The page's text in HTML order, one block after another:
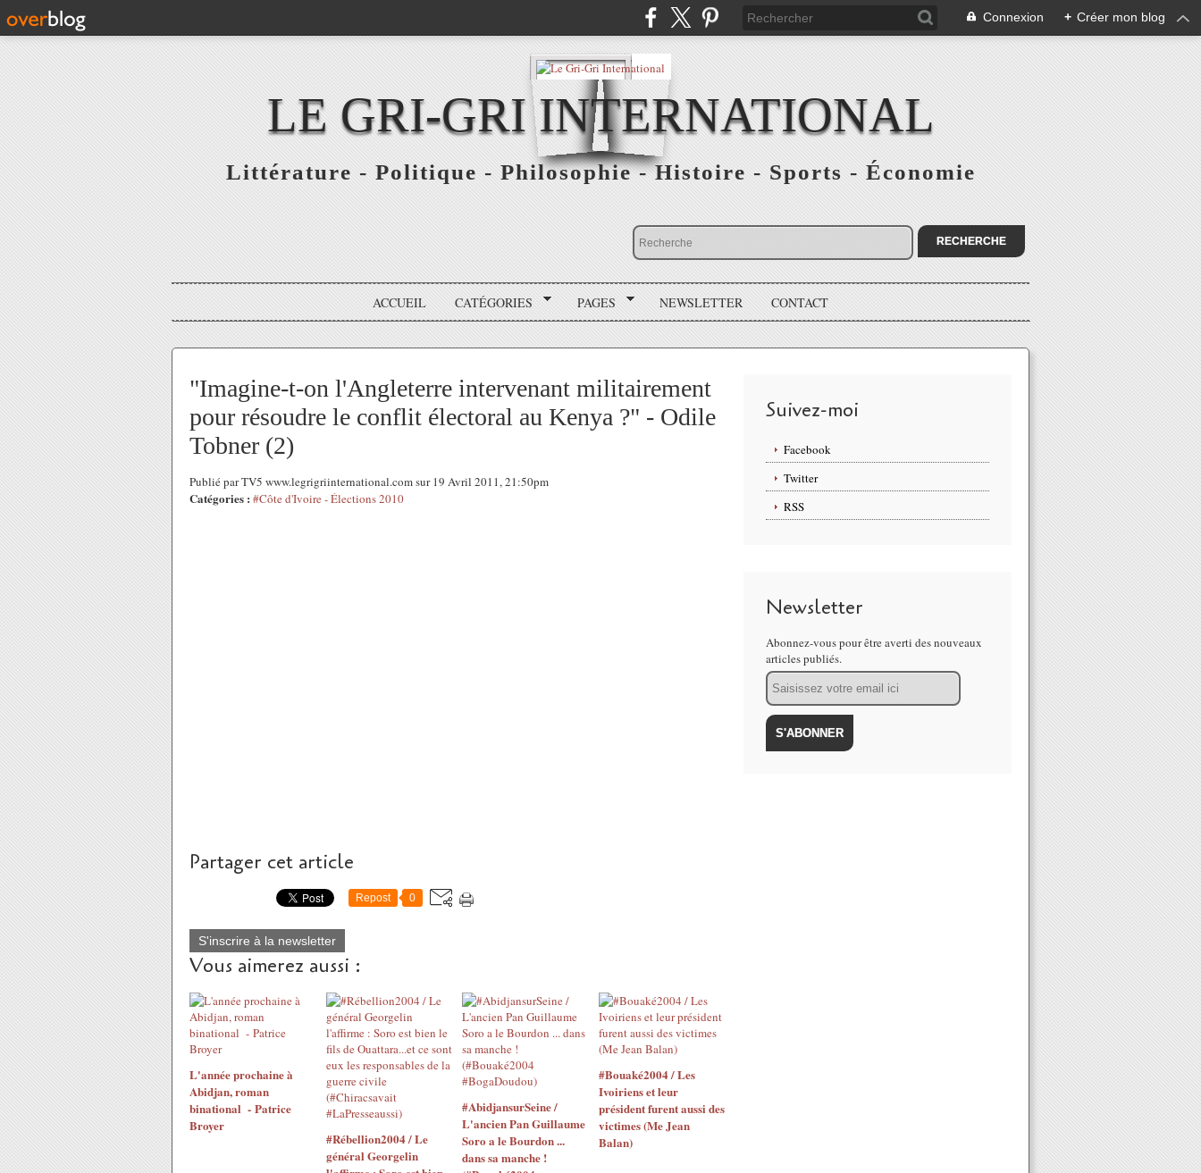
Connexion + Créer mon blog
LE GRI-GRI INTERNATIONAL
Littérature - Politique - Philosophie - Histoire - Sports - Économie
ACCUEIL CATÉGORIES PAGES NEWSLETTER CONTACT
"Imagine-t-on l'Angleterre intervenant militairement
pour résoudre le conflit électoral au Kenya ?" - Odile
Tobner (2)
Publié par TV5 www.legrigriinternational.com sur 19 Avril 2011, 21:50pm
Catégories : #Côte d'Ivoire - Élections 2010
Partager cet article
Repost 0
S'inscrire à la newsletter
Vous aimerez aussi :
L'année prochaine à
Abidjan, roman
binational - Patrice
Broyer
#Rébellion2004 / Le
général Georgelin
#AbidjansurSeine /
L'ancien Pan Guillaume
Soro a le Bourdon ...
dans sa manche !
#Bouaké2004 / Les
Ivoiriens et leur
président furent aussi des
victimes (Me Jean
Balan)
Suivez-moi
Facebook
Twitter
RSS
Newsletter
Abonnez-vous pour être averti des nouveaux
articles publiés.
Email